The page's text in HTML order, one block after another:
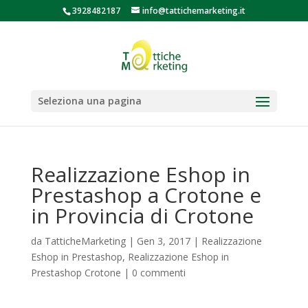
3928482187 info@tattichemarketing.it
Seleziona una pagina
Realizzazione Eshop in
Prestashop a Crotone e
in Provincia di Crotone
da TatticheMarketing| Gen 3, 2017| Realizzazione
Eshop in Prestashop, Realizzazione Eshop in
Prestashop Crotone | 0 commenti